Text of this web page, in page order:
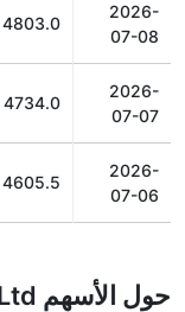
2026-
07-08
4803.0
2026-
07-07
4734.0
2026-
07-06
4605.5
حول الأسهم MITSUI & CO., Ltd.